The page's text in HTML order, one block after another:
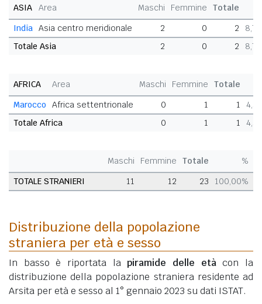
ASIA Area Maschi Femmine Totale
India Asia centro meridionale 2 0 2
Totale Asia
2 0 2
AFRICA Area Maschi Femmine
Totale
Marocco
Africa settentrionale 0 1 1
Totale Africa
0 1 1
Maschi Femmine Totale
%
TOTALE STRANIERI
11 12 23 100,00%
Distribuzione della popolazione
straniera per età e sesso
In basso è riportata lapiramide delle etàcon la
distribuzione della popolazione straniera residente ad
Arsita per età e sesso al 1° gennaio 2023 su dati ISTAT.